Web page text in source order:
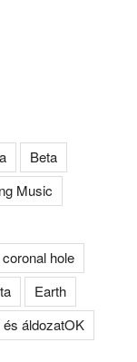
Beta
Music
coronal hole
Earth
áldozatOK